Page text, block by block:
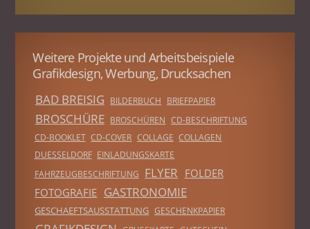
Weitere Projekte und Arbeitsbeispiele
Grafikdesign, Werbung, Drucksachen
BAD BREISIG BILDERBUCH BRIEFPAPIER
BROSCHÜRE BROSCHÜREN CD-BESCHRIFTUNG
CD-BOOKLET CD-COVER COLLAGE COLLAGEN
DUESSELDORF EINLADUNGSKARTE
FAHRZEUGBESCHRIFTUNG
FLYER FOLDER
FOTOGRAFIE GASTRONOMIE
GESCHAEFTSAUSSTATTUNG GESCHENKPAPIER